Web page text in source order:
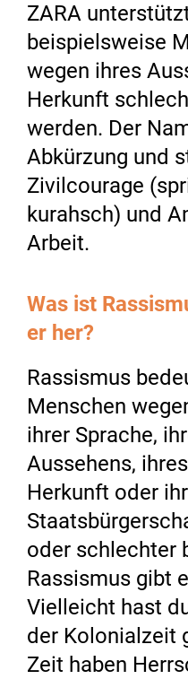
ZARA
beispielsweise
wegen ihres
Herkunft
werden. Der
Abkürzung und
Zivilcourage
kurahsch) und
Arbeit.
Was ist
er her?
Rassismus
Menschen
ihrer Sprache,
Aussehens,
Herkunft oder
oder schlechter
Rassismus gibt
Vielleicht hast
der Kolonialzeit
Zeit haben